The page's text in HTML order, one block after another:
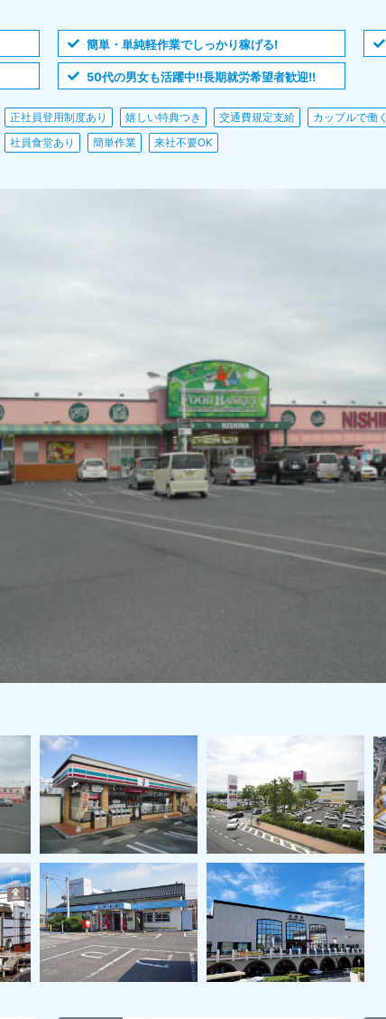
簡単・単純軽作業でしっかり稼げる!
50代の男女も活躍中!!長期就労希望者歓迎!!
正社員登用制度あり 嬉しい特典つき 交通費規定支給 カップルで働く
社員食堂あり
簡単作業 来社不要OK